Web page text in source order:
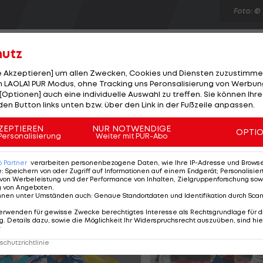
Foto: ©
Nationalmannschaft zurückgetreten. Der 63-
mit dem mazedonischen Fußball-Verband wegen
Forderungen des Verbandes weigerte sich Toshack,
dieses Konfliktes erklärte sich der ehemalige
aufzulösen. Er war erst seit einem Jahr im Amt.
Akzeptieren] um allen Zwecken, Cookies und Diensten
PUR Modus, ohne Tracking uns Peronsalisierung von
auch eine individuelle Auswahl zu treffen. Sie können
Button links unten bzw. über den Link in der Fußzeile anpassen.
NUR NOTWENDIGE
Weiter mit PUR-Abo
Partner verarbeiten personenbezogene Daten, wie Ihre IP-Adresse und
: Speichern von oder Zugriff auf Informationen auf einem Endgerät;
Werbeleistung und der Performance von Inhalten, Zielgruppenforschung
von Angeboten
unter Umständen auch: Genaue Standortdaten und Identifikation durch
für gewisse Zwecke berechtigtes Interesse als Rechtsgrundlage für
Details dazu, sowie die Möglichkeit Ihr Widerspruchsrecht auszuüben, sind